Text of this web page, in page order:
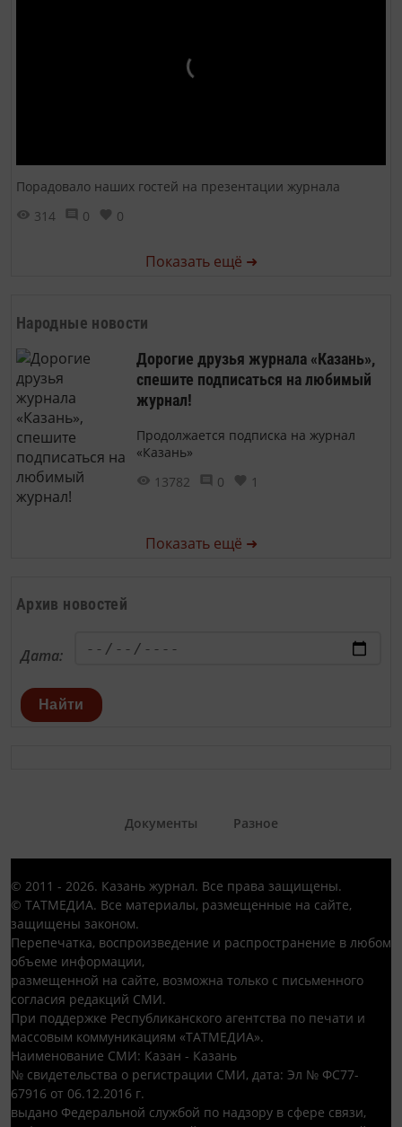
Порадовало наших гостей на презентации журнала
314
0 0
Показать ещё ➜
Народные новости
Дорогие друзья журнала «Казань»,
спешите подписаться на любимый
журнал!
Продолжается подписка на журнал
«Казань»
13782
0 1
Показать ещё ➜
Архив новостей
Дата:
Найти
Документы Разное
© 2011 - 2026. Казань журнал. Все права защищены.
© ТАТМЕДИА. Все материалы, размещенные на сайте,
защищены законом.
Перепечатка, воспроизведение и распространение в любом
объеме информации,
размещенной на сайте, возможна только с письменного
согласия редакций СМИ.
При поддержке Республиканского агентства по печати и
массовым коммуникациям «ТАТМЕДИА».
Наименование СМИ: Казан - Казань
№ свидетельства о регистрации СМИ, дата: Эл № ФС77-
67916 от 06.12.2016 г.
выдано Федеральной службой по надзору в сфере связи,